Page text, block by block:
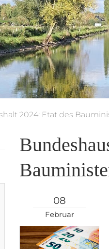
2024: Etat des
08
Februar